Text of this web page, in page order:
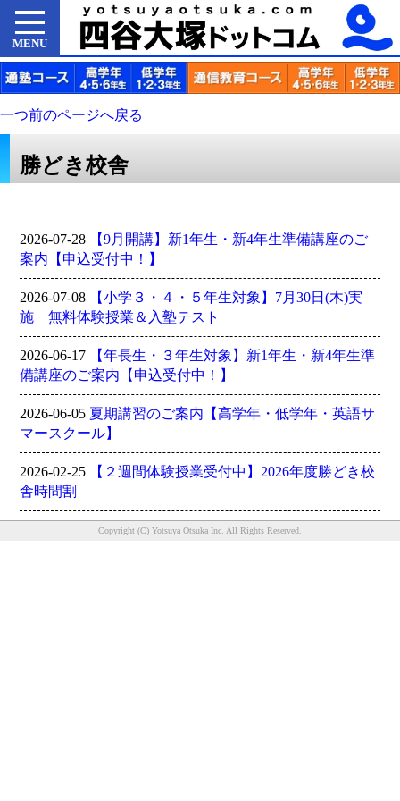
MENU
一つ前のページへ戻る
勝どき校舎
2026-07-28
【9月開講】新1年生・新4年生準備講座のご
案内【申込受付中！】
2026-07-08
【小学３・４・５年生対象】7月30日(木)実
施 無料体験授業＆入塾テスト
2026-06-17
【年長生・３年生対象】新1年生・新4年生準
備講座のご案内【申込受付中！】
2026-06-05 夏期講習のご案内【高学年・低学年・英語サ
マースクール】
2026-02-25
【２週間体験授業受付中】2026年度勝どき校
舎時間割
Copyright (C) Yotsuya Otsuka Inc. All Rights Reserved.